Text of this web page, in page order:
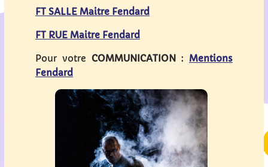
FT SALLE Maitre Fendard
FT RUE Maitre Fendard
Pour votre COMMUNICATION : Mentions
Fendard